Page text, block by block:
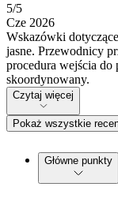
5/5
Cze 2026
Wskazówki
jasne. Przewodnicy
procedura wejścia do
skoordynowany.
Czytaj więcej
Pokaż wszystkie
Główne punkty